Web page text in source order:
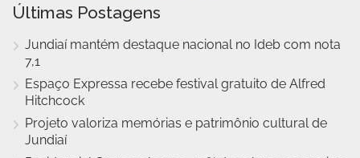
Últimas Postagens
Jundiaí mantém destaque nacional no Ideb com nota
7,1
Espaço Expressa recebe festival gratuito de Alfred
Hitchcock
Projeto valoriza memórias e patrimônio cultural de
Jundiaí